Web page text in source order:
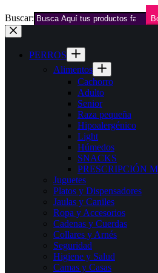
Buscar:
Saltar
al
contenidoPERROS
Alimentos
Cachorro
Adulto
Senior
Raza pequeña
Hipoalergénico
Light
Húmedos
SNACKS
PRESCRIPCIÓN
Juguetes
Platos y Dispensadores
Jaulas y Caniles
Ropa y Accesorios
Cadenas y Cuerdas
Collares y Arnés
Seguridad
Higiene y Salud
Camas y Casas